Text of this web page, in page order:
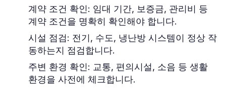
계약 조건 확인: 임대 기간, 보증금, 관리비 등
계약 조건을 명확히 확인해야 합니다.
시설 점검: 전기, 수도, 냉난방 시스템이 정상 작
동하는지 점검합니다.
주변 환경 확인: 교통, 편의시설, 소음 등 생활
환경을 사전에 체크합니다.